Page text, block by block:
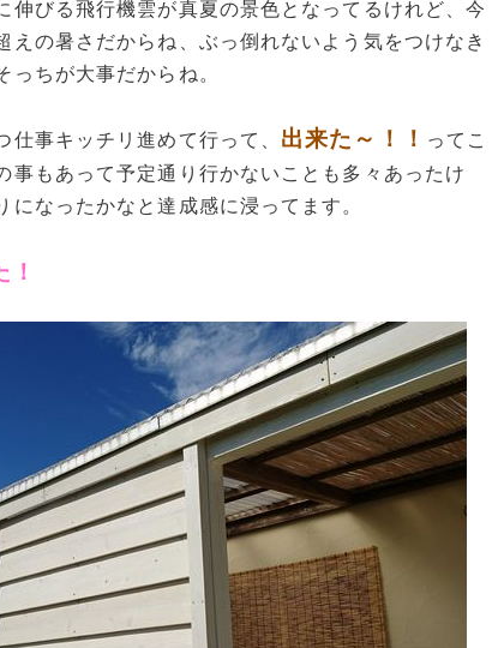
伸びる飛行機雲が真夏の景色となってるけれど、今
えの暑さだからね、ぶっ倒れないよう気をつけなき
っちが大事だからね。
仕事キッチリ進めて行って、 出来た～！！ ってこ
事もあって予定通り行かないことも多々あったけ
になったかなと達成感に浸ってます。